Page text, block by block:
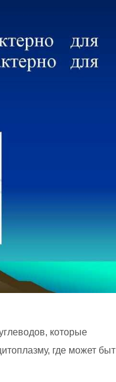
которые
где может